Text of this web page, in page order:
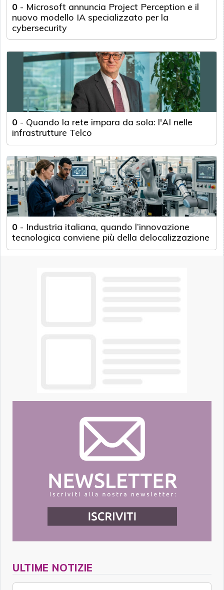
0 - Microsoft annuncia Project Perception e il
nuovo modello IA specializzato per la
cybersecurity
0 - Quando la rete impara da sola: l'AI nelle
infrastrutture Telco
0 - Industria italiana, quando l’innovazione
tecnologica conviene più della delocalizzazione
ULTIME NOTIZIE